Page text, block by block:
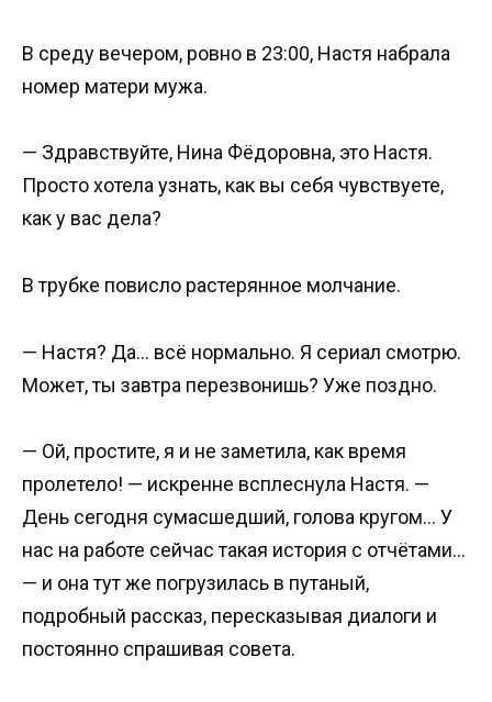
В среду вечером, ровно в 23:00, Настя набрала
номер матери мужа.
— Здравствуйте, Нина Фёдоровна, это Настя.
Просто хотела узнать, как вы себя чувствуете,
как у вас дела?
В трубке повисло растерянное молчание.
— Настя? Да… всё нормально. Я сериал смотрю.
Может, ты завтра перезвонишь? Уже поздно.
— Ой, простите, я и не заметила, как время
пролетело! — искренне всплеснула Настя. —
День сегодня сумасшедший, голова кругом… У
нас на работе сейчас такая история с отчётами…
— и она тут же погрузилась в путаный,
подробный рассказ, пересказывая диалоги и
постоянно спрашивая совета.